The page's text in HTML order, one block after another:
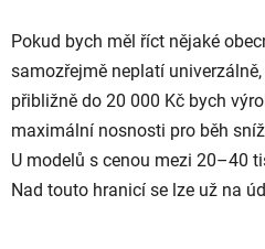
Pokud bych měl říct nějaké
samozřejmě neplatí
přibližně do 20 000 Kč bych
maximální nosnosti pro běh
U modelů s cenou mezi 20–40
Nad touto hranicí se lze už na